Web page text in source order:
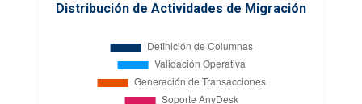
Distribución de Actividades de Migración